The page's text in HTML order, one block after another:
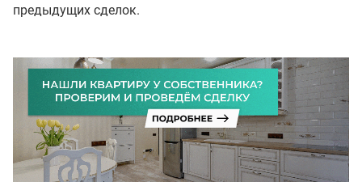
предыдущих сделок.